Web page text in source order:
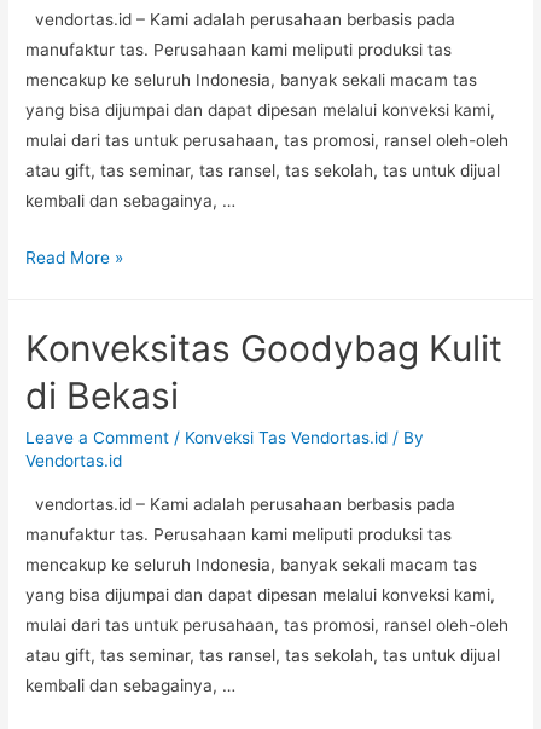
vendortas.id – Kami adalah perusahaan berbasis pada
manufaktur tas. Perusahaan kami meliputi produksi tas
mencakup ke seluruh Indonesia, banyak sekali macam tas
yang bisa dijumpai dan dapat dipesan melalui konveksi kami,
mulai dari tas untuk perusahaan, tas promosi, ransel oleh-oleh
atau gift, tas seminar, tas ransel, tas sekolah, tas untuk dijual
kembali dan sebagainya, …
Konveksitas
di
Jakarta
Selatan
Read More »
Konveksitas Goodybag Kulit
di Bekasi
Leave a Comment / Konveksi Tas Vendortas.id / By
Vendortas.id
vendortas.id – Kami adalah perusahaan berbasis pada
manufaktur tas. Perusahaan kami meliputi produksi tas
mencakup ke seluruh Indonesia, banyak sekali macam tas
yang bisa dijumpai dan dapat dipesan melalui konveksi kami,
mulai dari tas untuk perusahaan, tas promosi, ransel oleh-oleh
atau gift, tas seminar, tas ransel, tas sekolah, tas untuk dijual
kembali dan sebagainya, …